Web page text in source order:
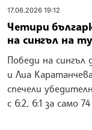
17.06.2026 19:12
Четири
на сингъл на
Победи на сингъл
и Лиа
спечели
с 6:2, 6:1 за само